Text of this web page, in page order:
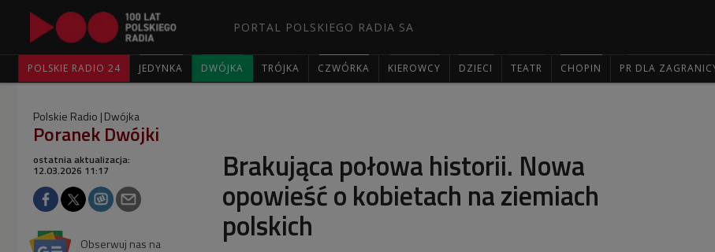
PORTAL POLSKIEGO RADIA SA
POLSKIE RADIO 24 JEDYNKA DWÓJKA TRÓJKA CZWÓRKA KIEROWCY DZIECI TEATR CHOPIN PR DLA
Polskie Radio Dwójka
Poranek Dwójki
Brakująca połowa historii. Nowa
opowieść o kobietach na ziemiach
polskich
ostatnia aktualizacja:
12.03.2026 11:17
Obserwuj nas na